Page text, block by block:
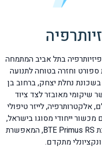
בתל אביב המתמחה
וחזרה בטוחה לתנועה
נחלת יצחק, ברחוב בן
שיקומי מאובזר לצד ציוד
אלקטרותרפיה, לייזר טיפולי
מכשור ייחודי מסוגו בישראל,
הכולל טיפול בתהודה מגנטית ומערכת BTE Primus RS, המאפשרת
מתקדם.